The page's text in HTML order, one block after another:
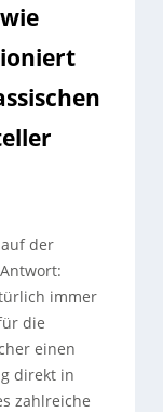
der
immer
die
einen
direkt in
zahlreiche